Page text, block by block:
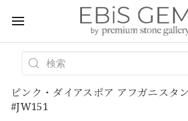
ピンク・ダイアスポア アフガニスタ
#JW151